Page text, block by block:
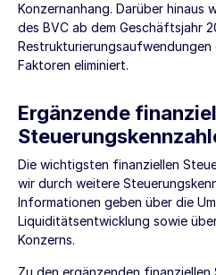
Konzernanhang. Darüber hinaus
des BVC ab dem Geschäftsjahr
Faktoren eliminiert.
Ergänzende
Die wichtigsten finanziellen
wir durch weitere
Informationen geben über die
Liquiditätsentwicklung sowie
Konzerns.
Zu den ergänzenden finanziellen